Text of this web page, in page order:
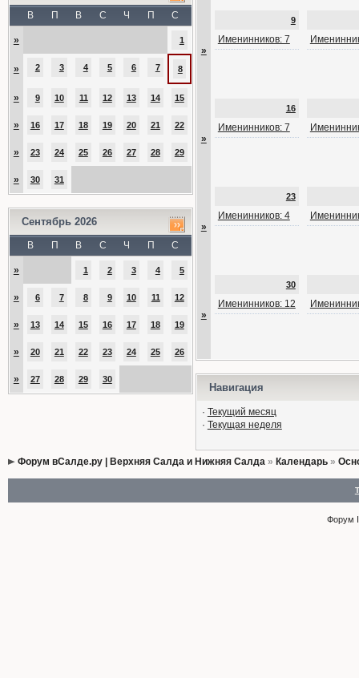
В П В С Ч П С
» 1
» 2 3 4 5 6 7 8
» 9 10 11 12 13 14 15
» 16 17 18 19 20 21 22
» 23 24 25 26 27 28 29
» 30 31
Сентябрь 2026
В П В С Ч П С
» 1 2 3 4 5
» 6 7 8 9 10 11 12
» 13 14 15 16 17 18 19
» 20 21 22 23 24 25 26
» 27 28 29 30
»
9
Именинников: 7
»
16
Именинников: 7
»
23
Именинников: 4
»
30
Именинников: 12
Навигация
· Текущий месяц
· Текущая неделя
Форум вСалде.ру | Верхняя Салда и Нижняя Салда» Календарь»
Форум